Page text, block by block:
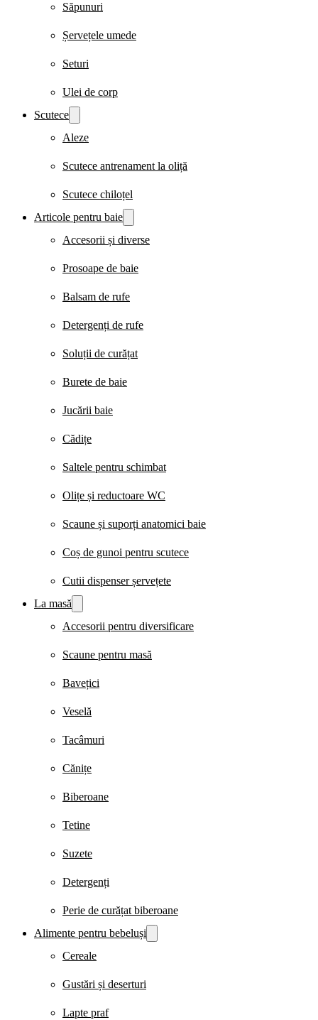
Săpunuri
Șervețele umede
Seturi
Ulei de corp
Scutece
Aleze
Scutece antrenament la oliță
Scutece chiloțel
Articole pentru baie
Accesorii și diverse
Prosoape de baie
Balsam de rufe
Detergenți de rufe
Soluții de curățat
Burete de baie
Jucării baie
Cădițe
Saltele pentru schimbat
Olițe și reductoare WC
Scaune și suporți anatomici baie
Coș de gunoi pentru scutece
Cutii dispenser șervețete
La masă
Accesorii pentru diversificare
Scaune pentru masă
Bavețici
Veselă
Tacâmuri
Cănițe
Biberoane
Tetine
Suzete
Detergenți
Perie de curățat biberoane
Alimente pentru bebeluși
Cereale
Gustări și deserturi
Lapte praf